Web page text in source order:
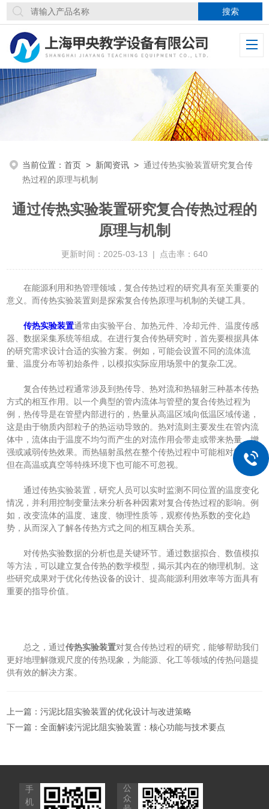
当前位置：首页 > 新闻资讯 >通过传热实验装置研究复合传
热过程的原理与机制
通过传热实验装置研究复合传热过程的
原理与机制
更新时间：2025-03-13 | 点击率：640
在能源利用和热管理领域，复合传热过程的研究具有至关重要的
意义。而传热实验装置则是探索复合传热原理与机制的关键工具。
传热实验装置通常由实验平台、加热元件、冷却元件、温度传感
器、数据采集系统等组成。在进行复合传热研究时，首先要根据具体
的研究需求设计合适的实验方案。例如，可能会设置不同的流体流
量、温度分布等初始条件，以模拟实际应用场景中的复杂工况。
复合传热过程通常涉及到热传导、热对流和热辐射三种基本传热
方式的相互作用。以一个典型的管内流体与管壁的复合传热过程为
例，热传导是在管壁内部进行的，热量从高温区域向低温区域传递，
这是由于物质内部粒子的热运动导致的。热对流则主要发生在管内流
体中，流体由于温度不均匀而产生的对流作用会带走或带来热量，增
强或减弱传热效果。而热辐射虽然在整个传热过程中可能相对较小，
但在高温或真空等特殊环境下也可能不可忽视。
通过传热实验装置，研究人员可以实时监测不同位置的温度变化
情况，并利用控制变量法来分析各种因素对复合传热过程的影响。例
如，改变流体的温度、速度、物理性质等，观察传热系数的变化趋
势，从而深入了解各传热方式之间的相互耦合关系。
对传热实验数据的分析也是关键环节。通过数据拟合、数值模拟
等方法，可以建立复合传热的数学模型，揭示其内在的物理机制。这
些研究成果对于优化传热设备的设计、提高能源利用效率等方面具有
重要的指导价值。
总之，通过传热实验装置对复合传热过程的研究，能够帮助我们
更好地理解微观尺度的传热现象，为能源、化工等领域的传热问题提
供有效的解决方案。
上一篇：污泥比阻实验装置的优化设计与改进策略
下一篇：全面解读污泥比阻实验装置：核心功能与技术要点
手
机
公
众